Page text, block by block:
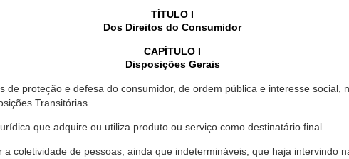
TÍTULO I
Dos Direitos do Consumidor
CAPÍTULO I
Disposições Gerais
de proteção e defesa do consumidor, de ordem pública e interesse social,
Transitórias.
que adquire ou utiliza produto ou serviço como destinatário final.
a coletividade de pessoas, ainda que indetermináveis, que haja intervindo